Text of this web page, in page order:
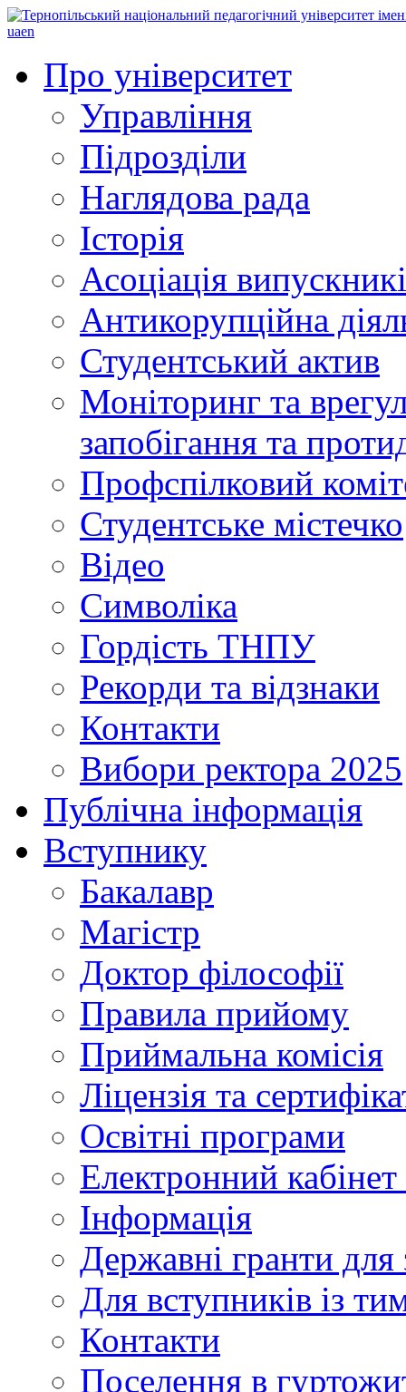
uaen
Про університет
Управління
Підрозділи
Наглядова рада
Історія
Асоціація
Антикорупційна
Студентський актив
Моніторинг та
запобігання та
Профспілковий
Студентське містечко
Відео
Символіка
Гордість ТНПУ
Рекорди та відзнаки
Контакти
Вибори ректора 2025
Публічна інформація
Вступнику
Бакалавр
Магістр
Доктор філософії
Правила прийому
Приймальна комісія
Ліцензія та
Освітні програми
Електронний
Інформація
Державні гранти для
Для вступників із
Контакти
Поселення в